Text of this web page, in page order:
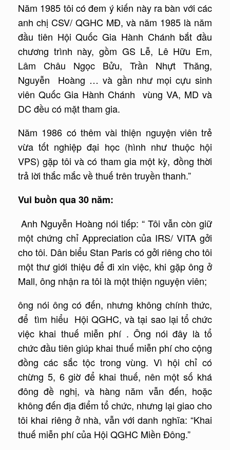
Năm 1985 tôi có đem ý kiến này ra bàn với các
anh chị CSV/ QGHC MĐ, và năm 1985 là năm
đầu tiên Hội Quốc Gia Hành Chánh bắt đầu
chương trình này, gồm GS Lễ, Lê Hữu Em,
Lâm Châu Ngọc Bửu, Trần Nhựt Thăng,
Nguyễn Hoàng … và gần như mọi cựu sinh
viên Quốc Gia Hành Chánh vùng VA, MD và
DC đều có mặt tham gia.
Năm 1986 có thêm vài thiện nguyện viên trẻ
vừa tốt nghiệp đại học (hình như thuộc hội
VPS) gặp tôi và có tham gia một kỳ, đồng thời
trả lời thắc mắc về thuế trên truyền thanh.”
Vui buồn qua 30 năm:
Anh Nguyễn Hoàng nói tiếp: “ Tôi vẫn còn giữ
một chứng chỉ Appreciation của IRS/ VITA gởi
cho tôi. Dân biểu Stan Paris có gởi riêng cho tôi
một thư giới thiệu để đi xin việc, khi gặp ông ở
Mall, ông nhận ra tôi là một thiện nguyện viên;
ông nói ông có đến, nhưng không chính thức,
để tìm hiểu Hội QGHC, và tại sao lại tổ chức
việc khai thuế miễn phí . Ông nói đây là tổ
chức đầu tiên giúp khai thuế miễn phí cho cộng
đồng các sắc tộc trong vùng. Vì hội chỉ có
chừng 5, 6 giờ để khai thuế, nên một số khá
đông đề nghị, và hàng năm vẫn đến, hoặc
không đến địa điểm tổ chức, nhưng lại giao cho
tôi khai riêng ở nhà, vẫn với danh nghĩa: “Khai
thuế miễn phí của Hội QGHC Miền Đông.”